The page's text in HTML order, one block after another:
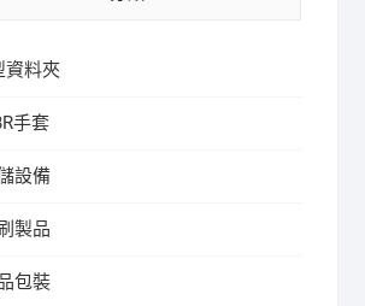
資料夾
手套
設備
製品
包裝